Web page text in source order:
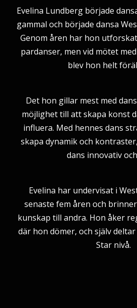
Evelina Lundberg började
gammal och började dansa
Genom åren har hon
pardanser, men vid mötet
blev hon helt
Det hon gillar mest med
möjlighet till att skapa konst
influera. Med hennes dans
skapa dynamik och
dans innovativ
Evelina har undervisat i
senaste fem åren och
kunskap till andra. Hon åker
där hon dömer, och själv
Star nivå.